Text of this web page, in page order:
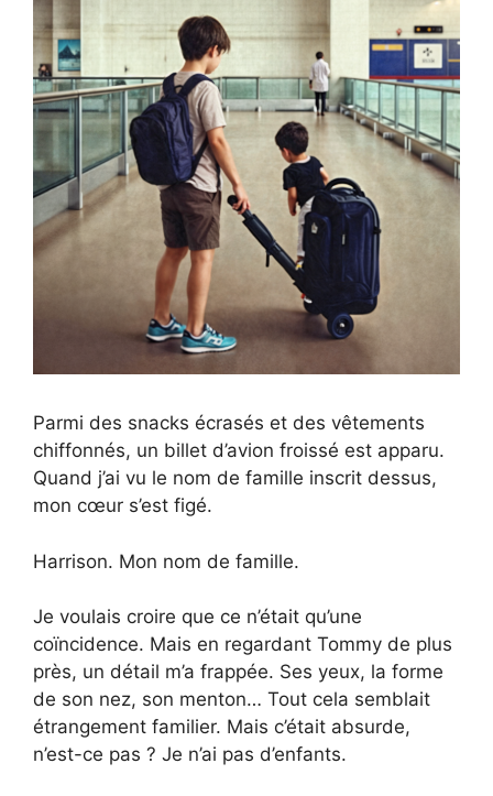
Parmi des snacks écrasés et des vêtements
chiffonnés, un billet d’avion froissé est apparu.
Quand j’ai vu le nom de famille inscrit dessus,
mon cœur s’est figé.
Harrison. Mon nom de famille.
Je voulais croire que ce n’était qu’une
coïncidence. Mais en regardant Tommy de plus
près, un détail m’a frappée. Ses yeux, la forme
de son nez, son menton… Tout cela semblait
étrangement familier. Mais c’était absurde,
n’est-ce pas ? Je n’ai pas d’enfants.